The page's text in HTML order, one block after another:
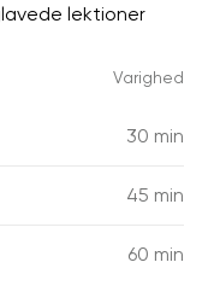
lektioner
Varighed
30 min
45 min
60 min